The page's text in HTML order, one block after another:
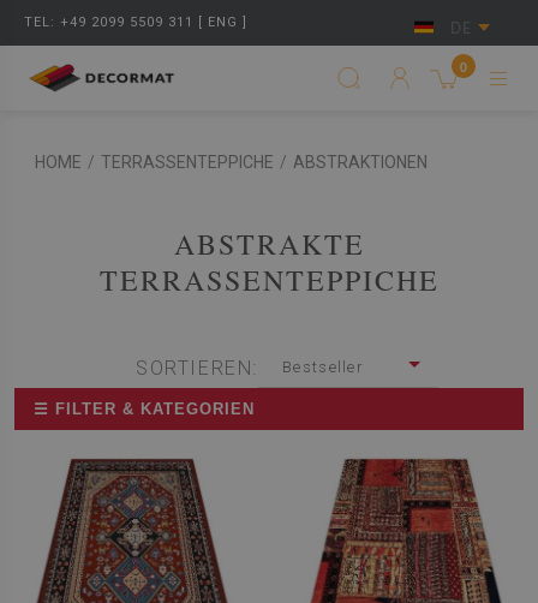
TEL: +49 2099 5509 311 [ ENG ] DE
0
HOME / TERRASSENTEPPICHE / ABSTRAKTIONEN
ABSTRAKTE
TERRASSENTEPPICHE
SORTIEREN: Bestseller
☰ FILTER & KATEGORIEN